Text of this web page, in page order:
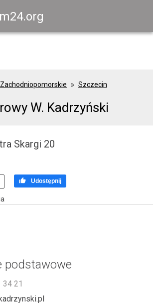
Zachodniopomorskie Szczecin
W. Kadrzyński
Skargi 20
 Udostępnij
podstawowe
34 21